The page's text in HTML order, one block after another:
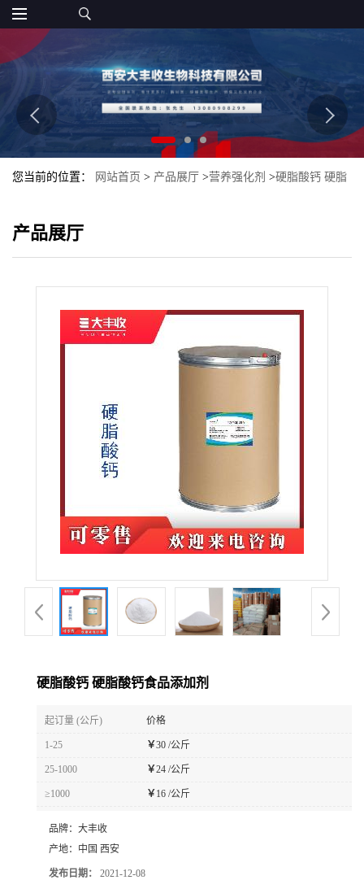
您当前的位置： 网站首页 > 产品展厅 >营养强化剂 >硬脂酸钙 硬脂
产品展厅
硬脂酸钙 硬脂酸钙食品添加剂
起订量 (公斤) 价格
1-25 ￥30 /公斤
25-1000 ￥24 /公斤
≥1000 ￥16 /公斤
品牌： 大丰收
产地： 中国 西安
发布日期： 2021-12-08